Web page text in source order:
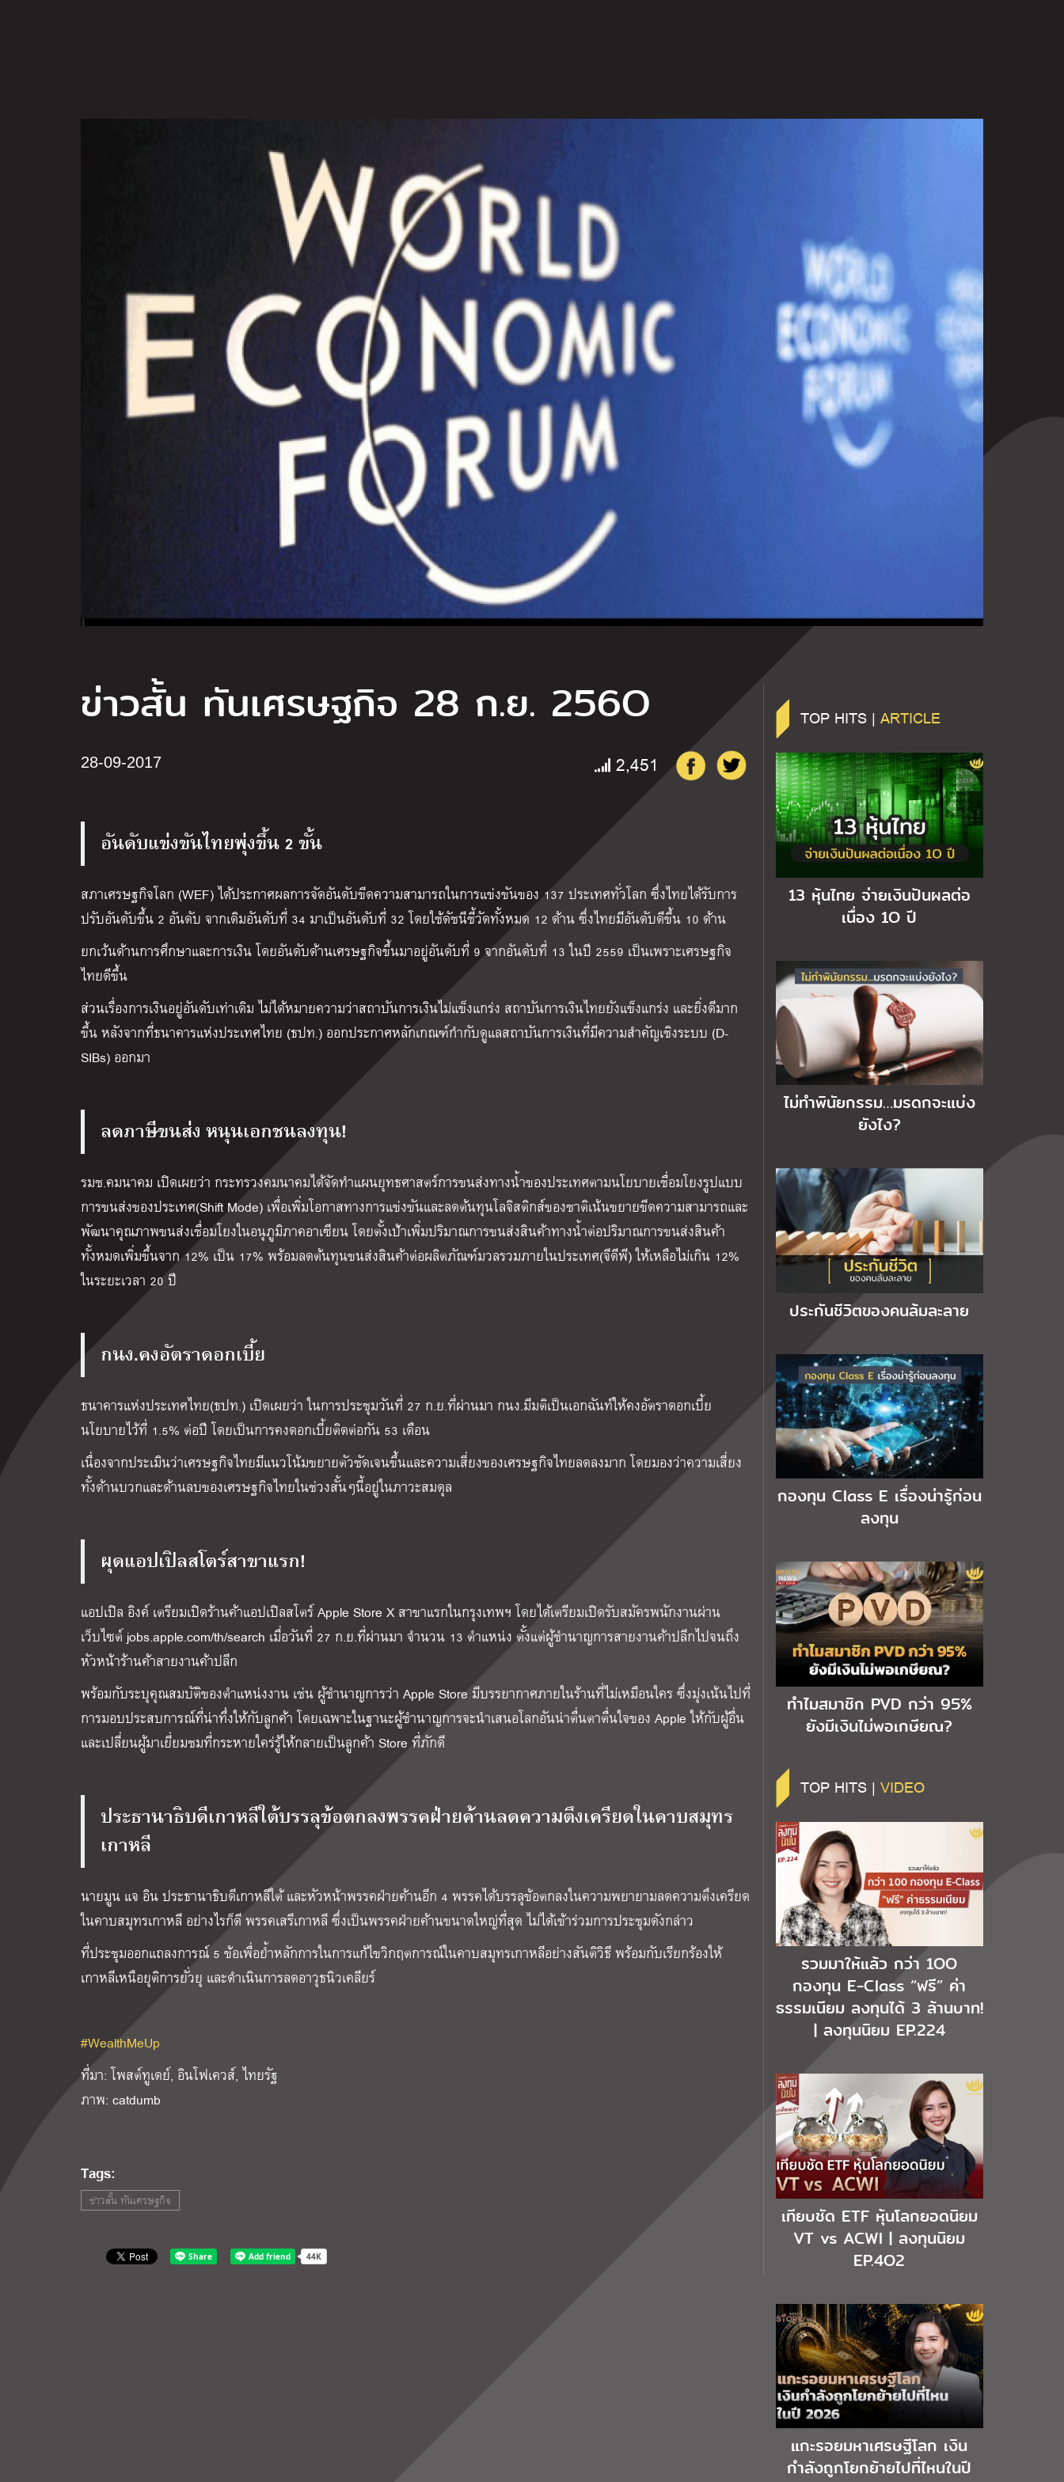
ข่าวสั้น ทันเศรษฐกิจ 28 ก.ย. 256O
28-09-2017 2,451
อันดับแข่งขันไทยพุ่งขึ้น 2 ขั้น
สภาเศรษฐกิจโลก (WEF) ได้ประกาศผลการจัดอันดับขีดความสามารถในการแข่งขันของ 137 ประเทศทั่วโลก ซึ่งไทยได้รับการ
ปรับอันดับขึ้น 2 อันดับ จากเดิมอันดับที่ 34 มาเป็นอันดับที่ 32 โดยใช้ดัชนีชี้วัดทั้งหมด 12 ด้าน ซึ่งไทยมีอันดับดีขึ้น 10 ด้าน
ยกเว้นด้านการศึกษาและการเงิน โดยอันดับด้านเศรษฐกิจขึ้นมาอยู่อันดับที่ 9 จากอันดับที่ 13 ในปี 2559 เป็นเพราะเศรษฐกิจ
ไทยดีขึ้น
ส่วนเรื่องการเงินอยู่อันดับเท่าเดิม ไม่ได้หมายความว่าสถาบันการเงินไม่แข็งแกร่ง สถาบันการเงินไทยยังแข็งแกร่ง และยิ่งดีมาก
ขึ้น หลังจากที่ธนาคารแห่งประเทศไทย (ธปท.) ออกประกาศหลักเกณฑ์กำกับดูแลสถาบันการเงินที่มีความสำคัญเชิงระบบ (D-
SIBs) ออกมา
ลดภาษีขนส่ง หนุนเอกชนลงทุน!
รมช.คมนาคม เปิดเผยว่า กระทรวงคมนาคมได้จัดทำแผนยุทธศาสตร์การขนส่งทางน้ำของประเทศตามนโยบายเชื่อมโยงรูปแบบ
การขนส่งของประเทศ(Shift Mode) เพื่อเพิ่มโอกาสทางการแข่งขันและลดต้นทุนโลจิสติกส์ของชาติเน้นขยายขีดความสามารถและ
พัฒนาคุณภาพขนส่งเชื่อมโยงในอนุภูมิภาคอาเซียน โดยตั้งเป้าเพิ่มปริมาณการขนส่งสินค้าทางน้ำต่อปริมาณการขนส่งสินค้า
ทั้งหมดเพิ่มขึ้นจาก 12% เป็น 17% พร้อมลดต้นทุนขนส่งสินค้าต่อผลิตภัณฑ์มวลรวมภายในประเทศ(จีดีพี) ให้เหลือไม่เกิน 12%
ในระยะเวลา 20 ปี
กนง.คงอัตราดอกเบี้ย
ธนาคารแห่งประเทศไทย(ธปท.) เปิดเผยว่า ในการประชุมวันที่ 27 ก.ย.ที่ผ่านมา กนง.มีมติเป็นเอกฉันท์ให้คงอัตราดอกเบี้ย
นโยบายไว้ที่ 1.5% ต่อปี โดยเป็นการคงดอกเบี้ยติดต่อกัน 53 เดือน
เนื่องจากประเมินว่าเศรษฐกิจไทยมีแนวโน้มขยายตัวชัดเจนขึ้นและความเสี่ยงของเศรษฐกิจไทยลดลงมาก โดยมองว่าความเสี่ยง
ทั้งด้านบวกและด้านลบของเศรษฐกิจไทยในช่วงสั้นๆนี้อยู่ในภาวะสมดุล
ผุดแอปเปิลสโตร์สาขาแรก!
แอปเปิล อิงค์ เตรียมเปิดร้านค้าแอปเปิลสโตร์ Apple Store X สาขาแรกในกรุงเทพฯ โดยได้เตรียมเปิดรับสมัครพนักงานผ่าน
เว็บไซต์ jobs.apple.com/th/search เมื่อวันที่ 27 ก.ย.ที่ผ่านมา จำนวน 13 ตำแหน่ง ตั้งแต่ผู้ชำนาญการสายงานค้าปลีกไปจนถึง
หัวหน้าร้านค้าสายงานค้าปลีก
พร้อมกับระบุคุณสมบัติของตำแหน่งงาน เช่น ผู้ชำนาญการว่า Apple Store มีบรรยากาศภายในร้านที่ไม่เหมือนใคร ซึ่งมุ่งเน้นไปที่
การมอบประสบการณ์ที่น่าทึ่งให้กับลูกค้า โดยเฉพาะในฐานะผู้ชำนาญการจะนำเสนอโลกอันน่าตื่นตาตื่นใจของ Apple ให้กับผู้อื่น
และเปลี่ยนผู้มาเยี่ยมชมที่กระหายใคร่รู้ให้กลายเป็นลูกค้า Store ที่ภักดี
ประธานาธิบดีเกาหลีใต้บรรลุข้อตกลงพรรคฝ่ายค้านลดความตึงเครียดในคาบสมุทร
เกาหลี
นายมูน แจ อิน ประธานาธิบดีเกาหลีใต้ และหัวหน้าพรรคฝ่ายค้านอีก 4 พรรคได้บรรลุข้อตกลงในความพยายามลดความตึงเครียด
ในคาบสมุทรเกาหลี อย่างไรก็ดี พรรคเสรีเกาหลี ซึ่งเป็นพรรคฝ่ายค้านขนาดใหญ่ที่สุด ไม่ได้เข้าร่วมการประชุมดังกล่าว
ที่ประชุมออกแถลงการณ์ 5 ข้อเพื่อย้ำหลักการในการแก้ไขวิกฤตการณ์ในคาบสมุทรเกาหลีอย่างสันติวิธี พร้อมกับเรียกร้องให้
เกาหลีเหนือยุติการยั่วยุ และดำเนินการลดอาวุธนิวเคลียร์
#WealthMeUp
ที่มา: โพสต์ทูเดย์, อินโฟเควส์, ไทยรัฐ
ภาพ: catdumb
Tags:
ข่าวสั้น ทันเศรษฐกิจ
TOP HITS | ARTICLE
13 หุ้นไทย จ่ายเงินปันผลต่อ
เนื่อง 1O ปี
ไม่ทำพินัยกรรม…มรดกจะแบ่ง
ยังไง?
ประกันชีวิตของคนล้มละลาย
กองทุน Class E เรื่องน่ารู้ก่อน
ลงทุน
ทำไมสมาชิก PVD กว่า 95%
ยังมีเงินไม่พอเกษียณ?
TOP HITS | VIDEO
รวมมาให้แล้ว กว่า 1OO
กองทุน E-Class “ฟรี” ค่า
ธรรมเนียม ลงทุนได้ 3 ล้านบาท!
| ลงทุนนิยม EP.224
เทียบชัด ETF หุ้นโลกยอดนิยม
VT vs ACWI | ลงทุนนิยม
EP.4O2
แกะรอยมหาเศรษฐีโลก เงิน
กำลังถูกโยกย้ายไปที่ไหนในปี